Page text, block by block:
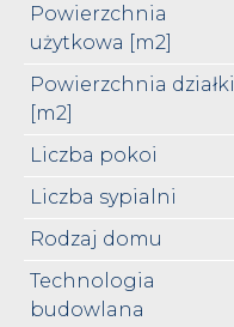
Powierzchnia
użytkowa [m2]
Powierzchnia działki
[m2]
Liczba pokoi
Liczba sypialni
Rodzaj domu
Technologia
budowlana